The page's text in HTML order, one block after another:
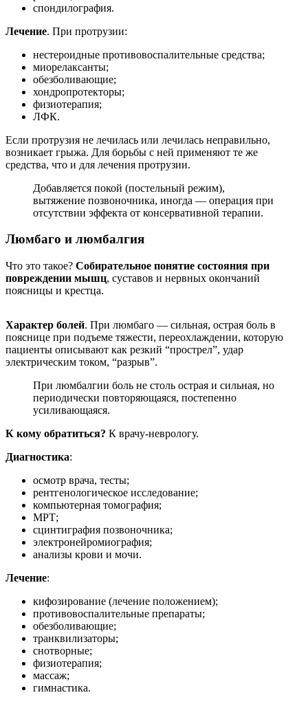
спондилография.
Лечение. При протрузии:
нестероидные противовоспалительные средства;
миорелаксанты;
обезболивающие;
хондропротекторы;
физиотерапия;
ЛФК.
Если протрузия не лечилась или лечилась неправильно,
возникает грыжа. Для борьбы с ней применяют те же
средства, что и для лечения протрузии.
Добавляется покой (постельный режим),
вытяжение позвоночника, иногда — операция при
отсутствии эффекта от консервативной терапии.
Люмбаго и люмбалгия
Что это такое? Собирательное понятие состояния при
повреждении мышц, суставов и нервных окончаний
поясницы и крестца.
Характер болей. При люмбаго — сильная, острая боль в
пояснице при подъеме тяжести, переохлаждении, которую
пациенты описывают как резкий “прострел”, удар
электрическим током, “разрыв”.
При люмбалгии боль не столь острая и сильная, но
периодически повторяющаяся, постепенно
усиливающаяся.
К кому обратиться? К врачу-неврологу.
Диагностика:
осмотр врача, тесты;
рентгенологическое исследование;
компьютерная томография;
МРТ;
сцинтиграфия позвоночника;
электронейромиография;
анализы крови и мочи.
Лечение:
кифозирование (лечение положением);
противовоспалительные препараты;
обезболивающие;
транквилизаторы;
снотворные;
физиотерапия;
массаж;
гимнастика.